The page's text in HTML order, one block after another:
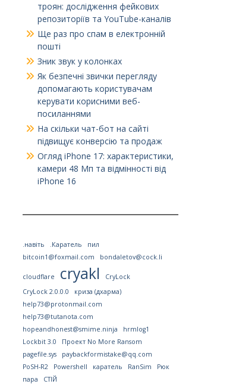
троян: дослідження фейкових
репозиторіїв та YouTube-каналів
Ще раз про спам в електронній
пошті
Зник звук у колонках
Як безпечні звички перегляду
допомагають користувачам
керувати корисними веб-
посиланнями
На скільки чат-бот на сайті
підвищує конверсію та продаж
Огляд iPhone 17: характеристики,
камери 48 Мп та відмінності від
iPhone 16
.навіть .Каратель
пил
bitcoin1@foxmail.com
bondaletov@cock.li
cloudflare cryakl
CryLock
CryLock 2.0.0.0
криза (дхарма)
help73@protonmail.com
help73@tutanota.com
hopeandhonest@smime.ninja
hrmlog1
Lockbit 3.0
Проект No More Ransom
pagefile.sys
paybackformistake@qq.com
PoSH-R2
Powershell каратель RanSim
Рюк
пара
СТІЙ